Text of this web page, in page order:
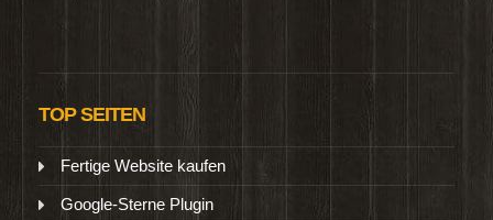
TOP SEITEN
Fertige Website kaufen
Google-Sterne Plugin